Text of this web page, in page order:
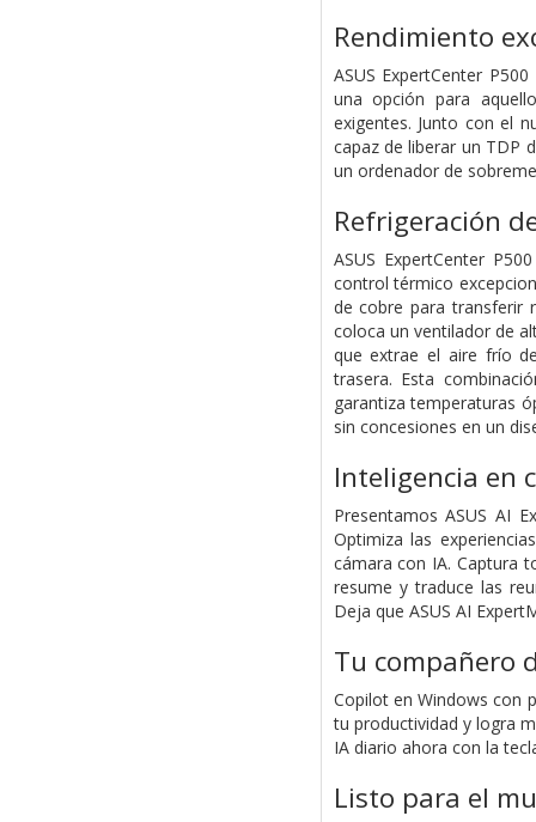
Rendimiento
ASUS ExpertCenter
una opción para
exigentes. Junto con el
capaz de liberar un TDP
un ordenador de
Refrigeración
ASUS ExpertCenter
control térmico
de cobre para transferir
coloca un ventilador de
que extrae el aire frío
trasera. Esta
garantiza temperaturas
sin concesiones en un
Inteligencia en
Presentamos ASUS AI
Optimiza las
cámara con IA. Captura
resume y traduce las
Deja que ASUS AI
Tu compañero
Copilot en Windows con
tu productividad y logra
IA diario ahora con la
Listo para el